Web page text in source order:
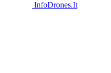
InfoDrones.It